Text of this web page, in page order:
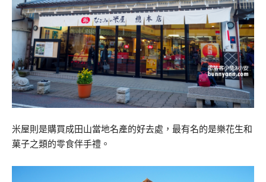
米屋則是購買成田山當地名產的好去處，最有名的是樂花生和
菓子之類的零食伴手禮。